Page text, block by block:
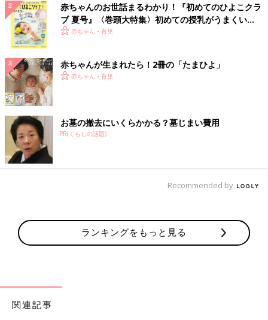
赤ちゃんのお世話まるわかり！『初めてのひよこクラ
ブ 夏号』〈巻頭大特集〉初めての授乳がうまくい
く！ おっぱい・ミルクの基本と夏のトラブル 解決テ
赤ちゃん・育児
赤ちゃんが生まれたら！2冊の「たまひよ」
赤ちゃん・育児
お墓の撤去にいくらかかる？墓じまい費用
PR(くらしの話題)
Recommended by
ランキングをもっと見る
関連記事